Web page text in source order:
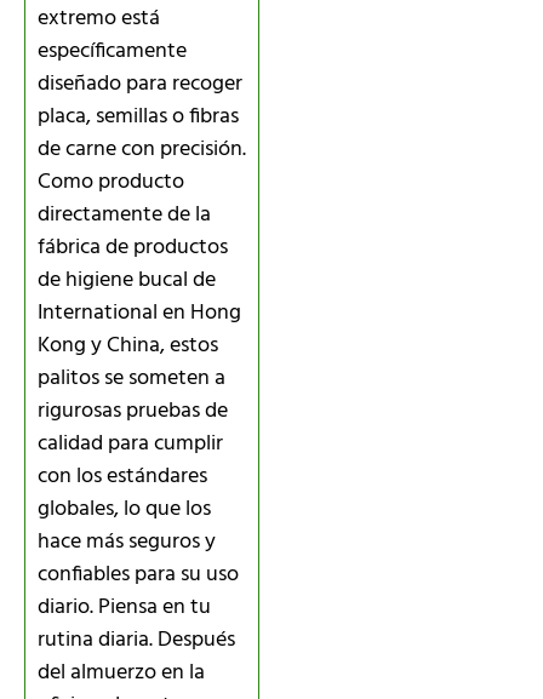
extremo está
específicamente
diseñado para recoger
placa, semillas o fibras
de carne con precisión.
Como producto
directamente de la
fábrica de productos
de higiene bucal de
International en Hong
Kong y China, estos
palitos se someten a
rigurosas pruebas de
calidad para cumplir
con los estándares
globales, lo que los
hace más seguros y
confiables para su uso
diario. Piensa en tu
rutina diaria. Después
del almuerzo en la